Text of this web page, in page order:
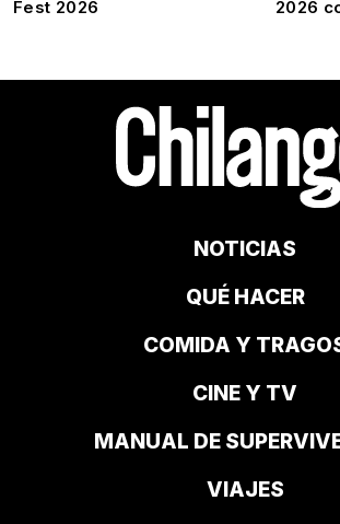
Fest 2026
2026
NOTICIAS
QUÉ HACER
COMIDA Y
CINE Y TV
MANUAL DE
VIAJES